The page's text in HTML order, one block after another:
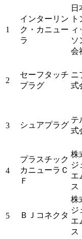
1
インターリン
ク・カニュー
ラ
日
ィ
ソ
会
2
セーフタッチ
プラグ
ニ
式
3 シュアプラグ
テ
式
4
プラスチック
カニューラＣ
Ｆ
株
ジ
エ
ス
5 ＢＪコネクタ
株
ジ
エ
ス